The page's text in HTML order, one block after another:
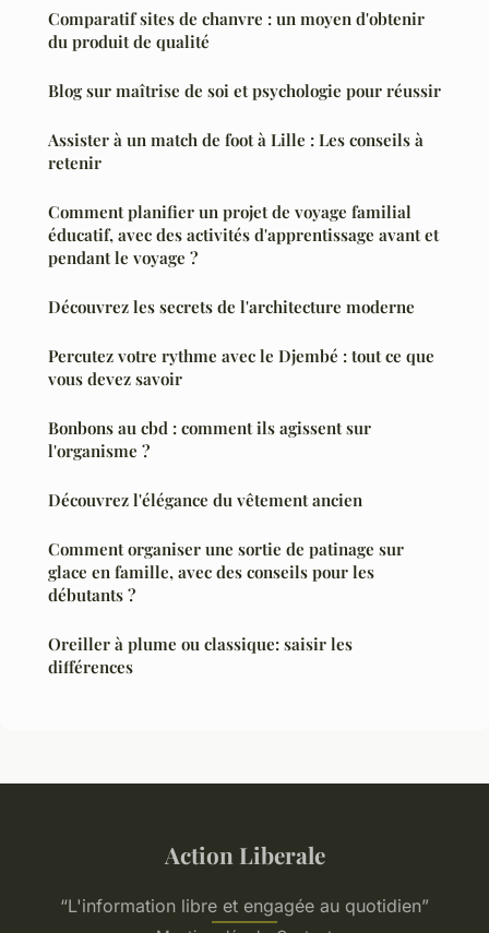
Comparatif sites de chanvre : un moyen d'obtenir
du produit de qualité
Blog sur maîtrise de soi et psychologie pour réussir
Assister à un match de foot à Lille : Les conseils à
retenir
Comment planifier un projet de voyage familial
éducatif, avec des activités d'apprentissage avant et
pendant le voyage ?
Découvrez les secrets de l'architecture moderne
Percutez votre rythme avec le Djembé : tout ce que
vous devez savoir
Bonbons au cbd : comment ils agissent sur
l'organisme ?
Découvrez l'élégance du vêtement ancien
Comment organiser une sortie de patinage sur
glace en famille, avec des conseils pour les
débutants ?
Oreiller à plume ou classique: saisir les
différences
Action Liberale
“L'information libre et engagée au quotidien”